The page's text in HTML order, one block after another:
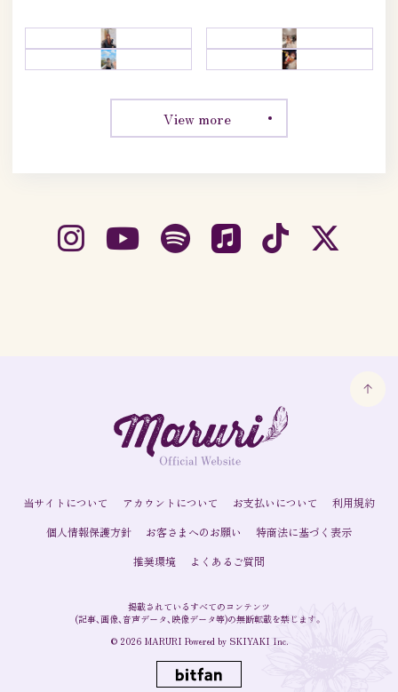
View more
MARURI OFFICIAL
FANCLUB「MARURISTA」
当サイトについて アカウントについて お支払いについて
利用規約
個人情報保護方針
お客さまへのお願い
特商法に基づく表示
推奨環境
よくあるご質問
掲載されているすべてのコンテンツ
(記事、画像、音声データ、映像データ等)の無断転載を禁じます。
© 2026 MARURI Powered by SKIYAKI Inc.